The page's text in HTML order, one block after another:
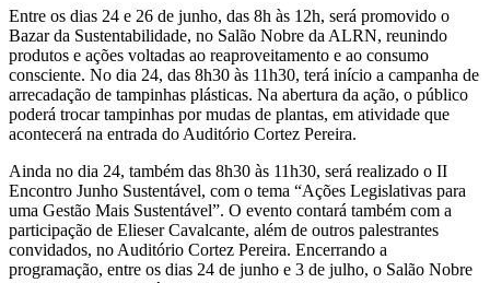
Entre os dias 24 e 26 de junho, das 8h às 12h, será promovido o
Bazar da Sustentabilidade, no Salão Nobre da ALRN, reunindo
produtos e ações voltadas ao reaproveitamento e ao consumo
consciente. No dia 24, das 8h30 às 11h30, terá início a campanha de
arrecadação de tampinhas plásticas. Na abertura da ação, o público
poderá trocar tampinhas por mudas de plantas, em atividade que
acontecerá na entrada do Auditório Cortez Pereira.
Ainda no dia 24, também das 8h30 às 11h30, será realizado o II
Encontro Junho Sustentável, com o tema “Ações Legislativas para
uma Gestão Mais Sustentável”. O evento contará também com a
participação de Elieser Cavalcante, além de outros palestrantes
convidados, no Auditório Cortez Pereira. Encerrando a
programação, entre os dias 24 de junho e 3 de julho, o Salão Nobre